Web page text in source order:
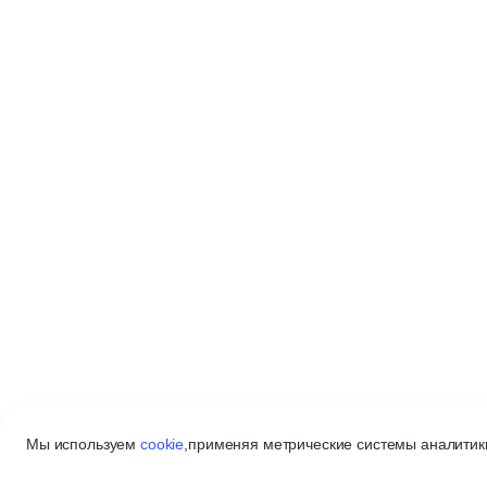
Мы используемcookie применяя метрические системы